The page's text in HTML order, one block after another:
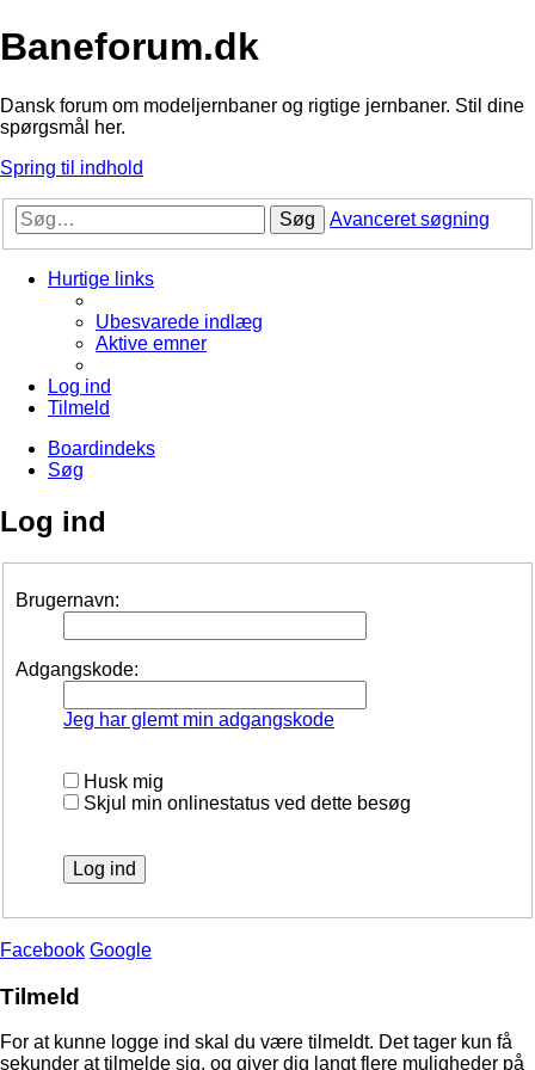
Baneforum.dk
Dansk forum om modeljernbaner og rigtige jernbaner. Stil dine
spørgsmål her.
Spring til indhold
Søg Avanceret søgning
Hurtige links
Ubesvarede indlæg
Aktive emner
Log ind
Tilmeld
Boardindeks
Søg
Log ind
Brugernavn:
Adgangskode:
Jeg har glemt min adgangskode
Husk mig
Skjul min onlinestatus ved dette besøg
Facebook Google
Tilmeld
For at kunne logge ind skal du være tilmeldt. Det tager kun få
sekunder at tilmelde sig, og giver dig langt flere muligheder på